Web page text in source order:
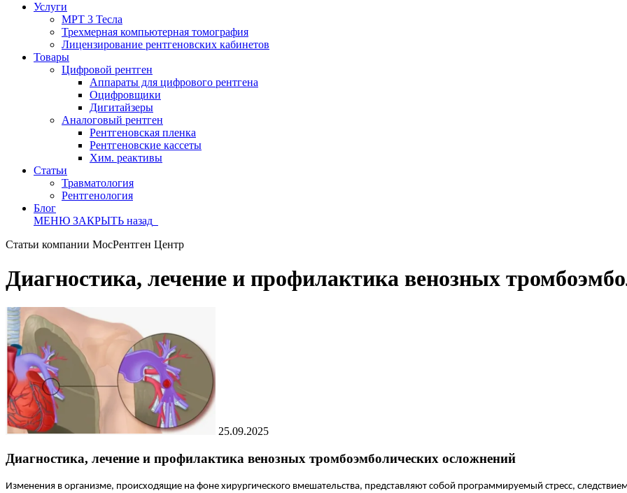
Услуги
МРТ 3 Тесла
Трехмерная компьютерная томография
Лицензирование рентгеновских кабинетов
Товары
Цифровой рентген
Аппараты для цифрового рентгена
Оцифровщики
Дигитайзеры
Аналоговый рентген
Рентгеновская пленка
Рентгеновские кассеты
Хим. реактивы
Статьи
Травматология
Рентгенология
Блог
МЕНЮ ЗАКРЫТЬ назад
Статьи компании МосРентген Центр
Диагностика, лечение и профилактика венозных
25.09.2025
Диагностика, лечение и профилактика венозных тромбоэмболических осложнений
Изменения в организме, происходящие на фоне хирургического вмешательства, представляют собой программируемый стресс,